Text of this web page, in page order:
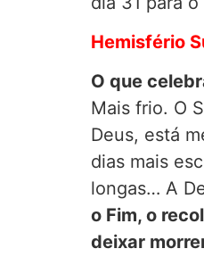
Hemisfério
O que
Mais frio. O
Deus, está
dias mais
longas… A
o Fim, o
deixar